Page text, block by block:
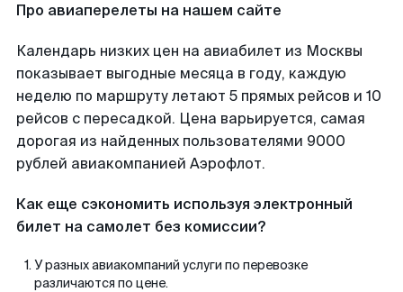
Про авиаперелеты на нашем сайте
Календарь низких цен на авиабилет из Москвы
показывает выгодные месяца в году, каждую
неделю по маршруту летают 5 прямых рейсов и 10
рейсов с пересадкой. Цена варьируется, самая
дорогая из найденных пользователями 9000
рублей авиакомпанией Аэрофлот.
Как еще сэкономить используя электронный
билет на самолет без комиссии?
У разных авиакомпаний услуги по перевозке
различаются по цене.